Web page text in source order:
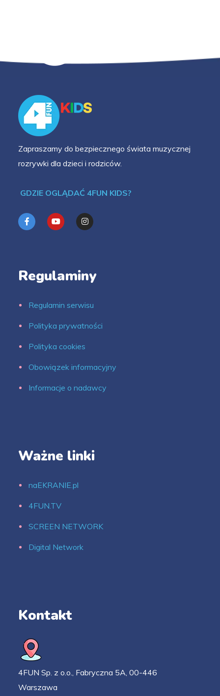
Zapraszamy do bezpiecznego świata muzycznej
rozrywki dla dzieci i rodziców.
GDZIE OGLĄDAĆ 4FUN KIDS?
Regulaminy
Regulamin serwisu
Polityka prywatności
Polityka cookies
Obowiązek informacyjny
Informacje o nadawcy
Ważne linki
naEKRANIE.pl
4FUN.TV
SCREEN NETWORK
Digital Network
Kontakt
4FUN Sp. z o.o., Fabryczna 5A, 00-446
Warszawa